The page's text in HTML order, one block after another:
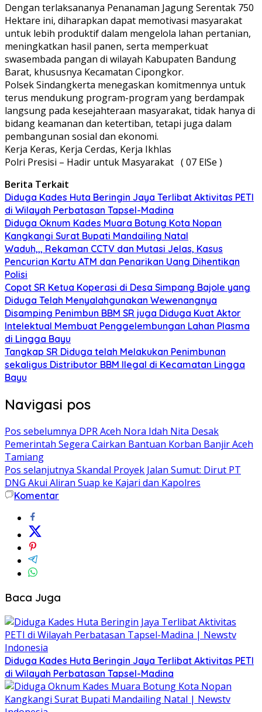
Dengan terlaksananya Penanaman Jagung Serentak 750
Hektare ini, diharapkan dapat memotivasi masyarakat
untuk lebih produktif dalam mengelola lahan pertanian,
meningkatkan hasil panen, serta memperkuat
swasembada pangan di wilayah Kabupaten Bandung
Barat, khususnya Kecamatan Cipongkor.
Polsek Sindangkerta menegaskan komitmennya untuk
terus mendukung program-program yang berdampak
langsung pada kesejahteraan masyarakat, tidak hanya di
bidang keamanan dan ketertiban, tetapi juga dalam
pembangunan sosial dan ekonomi.
Kerja Keras, Kerja Cerdas, Kerja Ikhlas
Polri Presisi – Hadir untuk Masyarakat ( 07 ElSe )
Berita Terkait
Diduga Kades Huta Beringin Jaya Terlibat Aktivitas PETI
di Wilayah Perbatasan Tapsel-Madina
Diduga Oknum Kades Muara Botung Kota Nopan
Kangkangi Surat Bupati Mandailing Natal
Waduh,,, Rekaman CCTV dan Mutasi Jelas, Kasus
Pencurian Kartu ATM dan Penarikan Uang Dihentikan
Polisi
Copot SR Ketua Koperasi di Desa Simpang Bajole yang
Diduga Telah Menyalahgunakan Wewenangnya
Disamping Penimbun BBM SR juga Diduga Kuat Aktor
Intelektual Membuat Penggelembungan Lahan Plasma
di Lingga Bayu
Tangkap SR Diduga telah Melakukan Penimbunan
sekaligus Distributor BBM Ilegal di Kecamatan Lingga
Bayu
Navigasi pos
Pos sebelumnya DPR Aceh Nora Idah Nita Desak
Pemerintah Segera Cairkan Bantuan Korban Banjir Aceh
Tamiang
Pos selanjutnya Skandal Proyek Jalan Sumut: Dirut PT
DNG Akui Aliran Suap ke Kajari dan Kapolres
Komentar
Baca Juga
Diduga Kades Huta Beringin Jaya Terlibat Aktivitas PETI
di Wilayah Perbatasan Tapsel-Madina